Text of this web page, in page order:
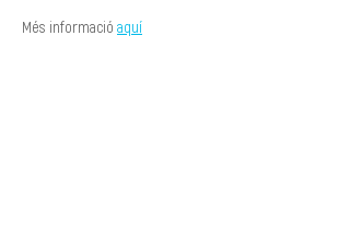
Més informació aquí